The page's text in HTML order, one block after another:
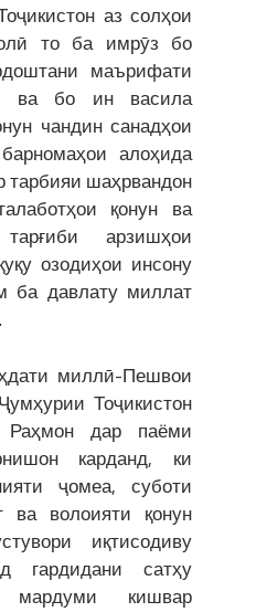
аз солҳои
то ба имрӯз бо
маърифати
ва бо ин васила
чандин санадҳои
алоҳида
тарбияи шаҳрвандон
қонун ва
арзишҳои
озодиҳои инсону
ба давлату миллат
миллӣ-Пешвои
Тоҷикистон
дар паёми
карданд, ки
ҷомеа, суботи
ва волоияти қонун
иқтисодиву
гардидани сатҳу
мардуми кишвар